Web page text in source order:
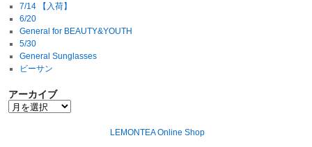
7/14 【入荷】
6/20
General for BEAUTY&YOUTH
5/30
General Sunglasses
ビーサン
アーカイブ
LEMONTEA Online Shop